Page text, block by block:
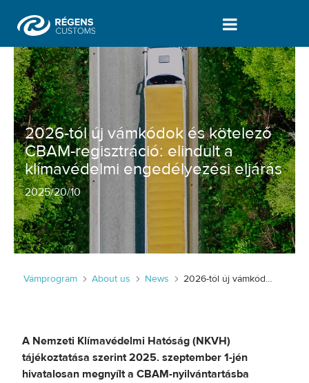
2026-tól új vámkódok és kötelező
Vámprogram About us News 2026-tól új vámkódok és kötelező CBAM-regisztráció: elindult a klímavédelmi engedélyezési eljárás
2026-tól új vámkódok és kötelező
CBAM-regisztráció: elindult a
klímavédelmi engedélyezési eljárás
2025/20/10
A Nemzeti Klímavédelmi Hatóság (NKVH)
tájékoztatása szerint 2025. szeptember 1-jén
hivatalosan megnyílt a CBAM-nyilvántartásba